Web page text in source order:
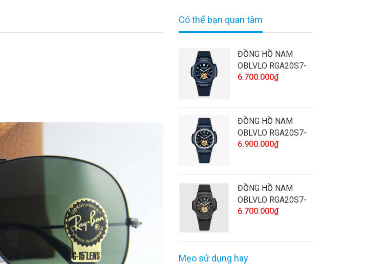
Có thể bạn quan tâm
ĐỒNG HỒ NAM
OBLVLO RGA20S7-
SLLL CHÍNH HÃNG
6.700.000₫
ĐỒNG HỒ NAM
OBLVLO RGA20S7-
D-SLLL CHÍNH
6.900.000₫
ĐỒNG HỒ NAM
OBLVLO RGA20S7-
BBBL CHÍNH HÃNG
6.700.000₫
Mẹo sử dụng hay